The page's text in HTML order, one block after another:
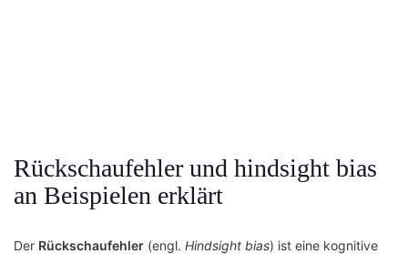
Rückschaufehler und hindsight bias
an Beispielen erklärt
Der Rückschaufehler (engl. Hindsight bias) ist eine kognitive